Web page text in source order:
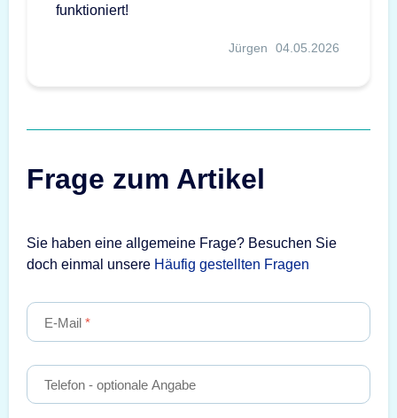
funktioniert!
Jürgen 04.05.2026
Frage zum Artikel
Sie haben eine allgemeine Frage? Besuchen Sie
doch einmal unsere Häufig gestellten Fragen
E-Mail
Telefon - optionale Angabe